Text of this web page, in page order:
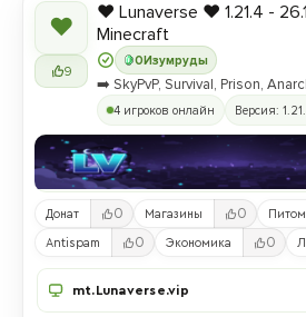
❤
9
0Изумруды
❤️ Lunaverse ❤️ 1.21.4 -
Minecraft
➡️ SkyPvP, Survival, Prison,
4 игроков онлайн Версия:
Донат 0 Магазины 0
Antispam 0 Экономика 0
mt.Lunaverse.vip